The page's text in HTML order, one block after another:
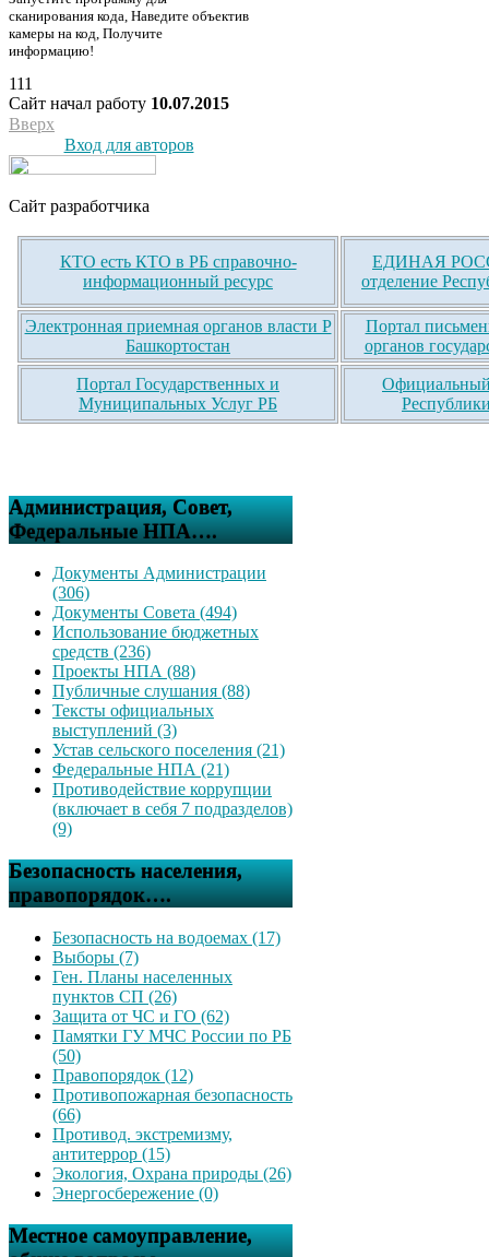
сканирования кода, Наведите объектив
камеры на код, Получите
информацию!
111
Сайт начал работу 10.07.2015
Вверх
Вход для авторов
Сайт разработчика
КТО есть КТО в РБ справочно-
информационный ресурс
ЕДИНАЯ
отделение
Электронная приемная органов власти Р
Башкортостан
Портал
органов
Портал Государственных и
Муниципальных Услуг РБ
Официальный
Администрация, Совет,
Федеральные НПА….
Документы Администрации
(306)
Документы Совета (494)
Использование бюджетных
средств (236)
Проекты НПА (88)
Публичные слушания (88)
Тексты официальных
выступлений (3)
Устав сельского поселения (21)
Федеральные НПА (21)
Противодействие коррупции
(включает в себя 7 подразделов)
(9)
Безопасность населения,
правопорядок….
Безопасность на водоемах (17)
Выборы (7)
Ген. Планы населенных
пунктов СП (26)
Защита от ЧС и ГО (62)
Памятки ГУ МЧС России по РБ
(50)
Правопорядок (12)
Противопожарная безопасность
(66)
Противод. экстремизму,
антитеррор (15)
Экология, Охрана природы (26)
Энергосбережение (0)
Местное самоуправление,